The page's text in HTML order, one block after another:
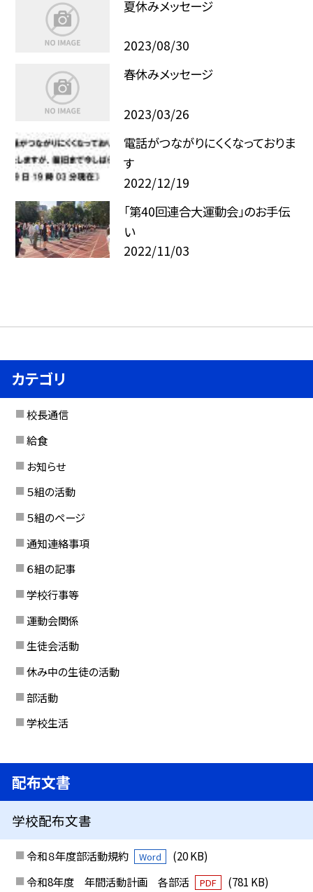
夏休みメッセージ
2023/08/30
春休みメッセージ
2023/03/26
電話がつながりにくくなっておりま
す
2022/12/19
「第40回連合大運動会」のお手伝
い
2022/11/03
カテゴリ
校長通信
給食
お知らせ
５組の活動
５組のページ
通知連絡事項
６組の記事
学校行事等
運動会関係
生徒会活動
休み中の生徒の活動
部活動
学校生活
配布文書
学校配布文書
令和８年度部活動規約 Word
(20 KB)
令和8年度 年間活動計画 各部活
PDF (781 KB)